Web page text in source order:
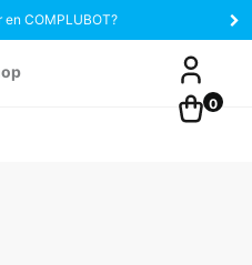
en COMPLUBOT?
0